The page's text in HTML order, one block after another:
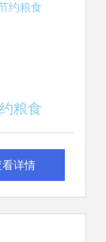
粮食
看详情